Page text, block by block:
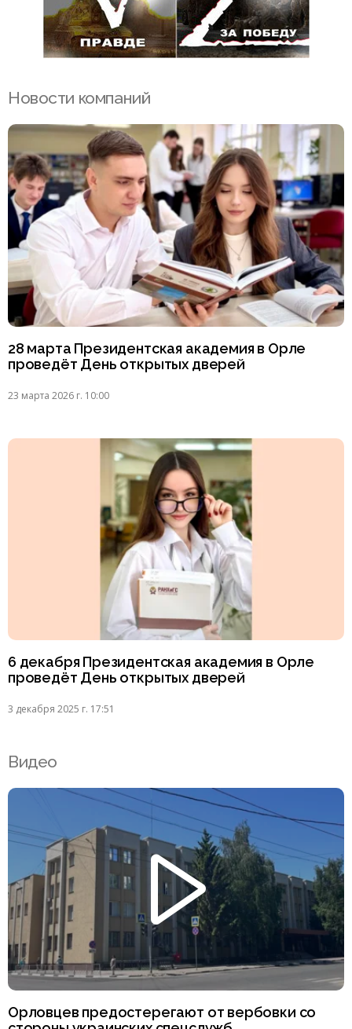
Новости компаний
28 марта Президентская академия в Орле
проведёт День открытых дверей
23 марта 2026 г. 10:00
6 декабря Президентская академия в Орле
проведёт День открытых дверей
3 декабря 2025 г. 17:51
Видео
Орловцев предостерегают от вербовки со